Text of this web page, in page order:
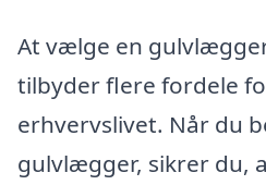
At vælge en
tilbyder flere fordele
erhvervslivet. Når du
gulvlægger, sikrer du,